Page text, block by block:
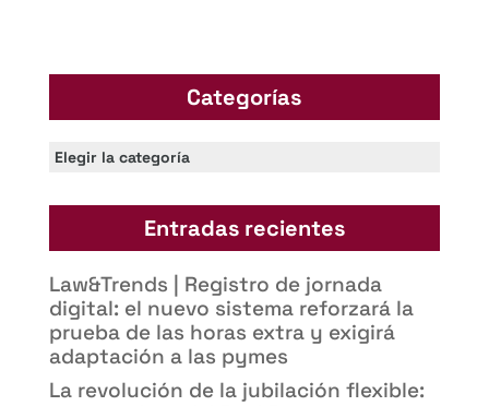
Categorías
Categorías
Entradas recientes
Law&Trends | Registro de jornada
digital: el nuevo sistema reforzará la
prueba de las horas extra y exigirá
adaptación a las pymes
La revolución de la jubilación flexible: